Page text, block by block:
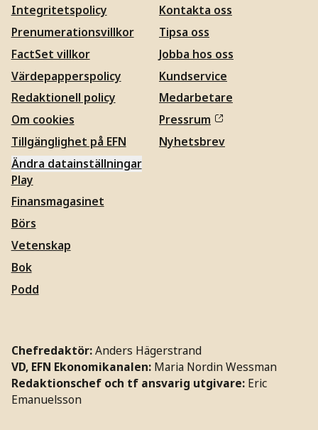
Integritetspolicy
Prenumerationsvillkor
FactSet villkor
Värdepapperspolicy
Redaktionell policy
Om cookies
Tillgänglighet på EFN
Ändra datainställningar
Kontakta oss
Tipsa oss
Jobba hos oss
Kundservice
Medarbetare
Pressrum
Nyhetsbrev
Play
Finansmagasinet
Börs
Vetenskap
Bok
Podd
Chefredaktör:Anders Hägerstrand
VD, EFN Ekonomikanalen: Maria Nordin Wessman
Redaktionschef och tf ansvarig utgivare: Eric
Emanuelsson